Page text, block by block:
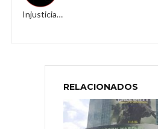
Injusticia…
RELACIONADOS